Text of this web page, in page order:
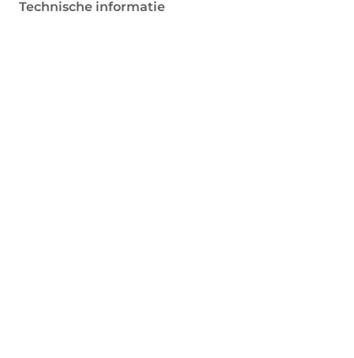
Technische informatie